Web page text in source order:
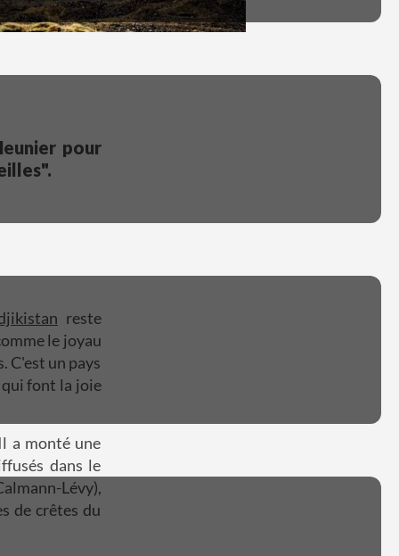
pour
reste
le joyau
C'est un pays
font la joie
a monté une
dans le
Lévy),
de crêtes du